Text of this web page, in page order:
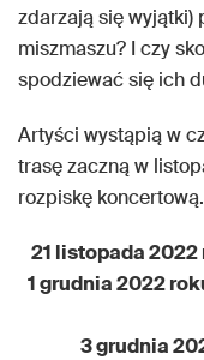
zdarzają się wyjątki)
miszmaszu? I czy
spodziewać się ich
Artyści wystąpią w
trasę zaczną w
rozpiskę
21 listopada 2022
1 grudnia 2022
3 grudnia